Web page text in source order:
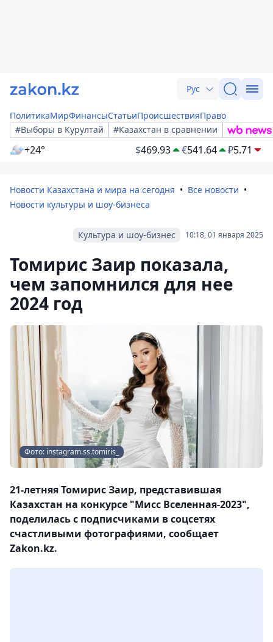
Рус
ПолитикаМирФинансыСтатьиПроисшествияПраво
#Выборы в Курултай
#Казахстан в сравнении
+24° $469.93 €541.64 ₽5.71
Новости Казахстана и мира на сегодня
Все новости
Новости культуры и шоу-бизнеса
10:18, 01 января 2025
Культура и шоу-бизнес
Томирис Заир показала,
чем запомнился для нее
2024 год
Фото: instagram.ss.tomiris_
21-летняя Томирис Заир, представившая
Казахстан на конкурсе "Мисс Вселенная-2023",
поделилась с подписчиками в соцсетях
счастливыми фотографиями, сообщает
Zakon.kz.